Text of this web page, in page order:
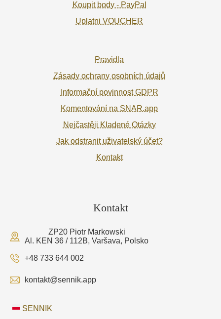
Koupit body - PayPal
Uplatni VOUCHER
Pravidla
Zásady ochrany osobních údajů
Informační povinnost GDPR
Komentování na SNAR.app
Nejčastěji Kladené Otázky
Jak odstranit uživatelský účet?
Kontakt
Kontakt
ZP20 Piotr Markowski
Al. KEN 36 / 112B, Varšava, Polsko
+48 733 644 002
kontakt@sennik.app
SENNIK